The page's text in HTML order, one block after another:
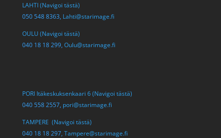
LAHTI (Navigoi tästä)
050 548 8363, Lahti@starimage.fi
OULU (Navigoi tästä)
040 18 18 299, Oulu@starimage.fi
PORI Itäkeskuksenkaari 6 (Navigoi tästä)
040 558 2557, pori@starimage.fi
TAMPERE (Navigoi tästä)
040 18 18 297, Tampere@starimage.fi